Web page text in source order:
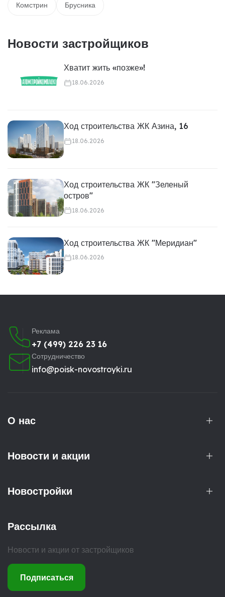
Комстрин Брусника
Новости застройщиков
Хватит жить «позже»!
18.06.2026
Ход строительства ЖК Азина, 16
18.06.2026
Ход строительства ЖК "Зеленый
остров"
18.06.2026
Ход строительства ЖК "Меридиан"
18.06.2026
Реклама
+7 (499) 226 23 16
Сотрудничество
info@poisk-novostroyki.ru
О нас
Новости и акции
Новостройки
Рассылка
Новости и акции от застройщиков
Подписаться